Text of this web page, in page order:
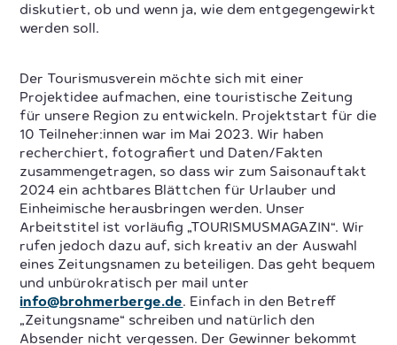
diskutiert, ob und wenn ja, wie dem entgegengewirkt
werden soll.
Der Tourismusverein möchte sich mit einer
Projektidee aufmachen, eine touristische Zeitung
für unsere Region zu entwickeln. Projektstart für die
10 Teilneher:innen war im Mai 2023. Wir haben
recherchiert, fotografiert und Daten/Fakten
zusammengetragen, so dass wir zum Saisonauftakt
2024 ein achtbares Blättchen für Urlauber und
Einheimische herausbringen werden. Unser
Arbeitstitel ist vorläufig „TOURISMUSMAGAZIN“. Wir
rufen jedoch dazu auf, sich kreativ an der Auswahl
eines Zeitungsnamen zu beteiligen. Das geht bequem
und unbürokratisch per mail unter
info@brohmerberge.de. Einfach in den Betreff
„Zeitungsname“ schreiben und natürlich den
Absender nicht vergessen. Der Gewinner bekommt